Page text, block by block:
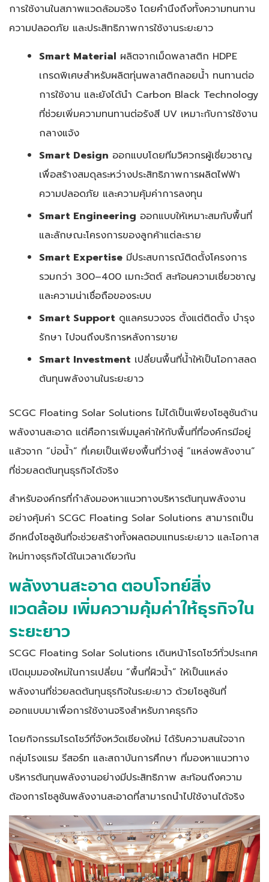
การใช้งานในสภาพแวดล้อมจริง โดยคำนึงถึงทั้งความทนทาน
ความปลอดภัย และประสิทธิภาพการใช้งานระยะยาว
Smart Material ผลิตจากเม็ดพลาสติก HDPE
เกรดพิเศษสำหรับผลิตทุ่นพลาสติกลอยน้ำ ทนทานต่อ
การใช้งาน และยังได้นำ Carbon Black Technology
ที่ช่วยเพิ่มความทนทานต่อรังสี UV เหมาะกับการใช้งาน
กลางแจ้ง
Smart Design ออกแบบโดยทีมวิศวกรผู้เชี่ยวชาญ
เพื่อสร้างสมดุลระหว่างประสิทธิภาพการผลิตไฟฟ้า
ความปลอดภัย และความคุ้มค่าการลงทุน
Smart Engineering ออกแบบให้เหมาะสมกับพื้นที่
และลักษณะโครงการของลูกค้าแต่ละราย
Smart Expertise มีประสบการณ์ติดตั้งโครงการ
รวมกว่า 300–400 เมกะวัตต์ สะท้อนความเชี่ยวชาญ
และความน่าเชื่อถือของระบบ
Smart Support ดูแลครบวงจร ตั้งแต่ติดตั้ง บำรุง
รักษา ไปจนถึงบริการหลังการขาย
Smart Investment เปลี่ยนพื้นที่น้ำให้เป็นโอกาสลด
ต้นทุนพลังงานในระยะยาว
SCGC Floating Solar Solutions ไม่ได้เป็นเพียงโซลูชันด้าน
พลังงานสะอาด แต่คือการเพิ่มมูลค่าให้กับพื้นที่ที่องค์กรมีอยู่
แล้วจาก “บ่อน้ำ” ที่เคยเป็นเพียงพื้นที่ว่างสู่ “แหล่งพลังงาน”
ที่ช่วยลดต้นทุนธุรกิจได้จริง
สำหรับองค์กรที่กำลังมองหาแนวทางบริหารต้นทุนพลังงาน
อย่างคุ้มค่า SCGC Floating Solar Solutions สามารถเป็น
อีกหนึ่งโซลูชันที่จะช่วยสร้างทั้งผลตอบแทนระยะยาว และโอกาส
ใหม่ทางธุรกิจได้ในเวลาเดียวกัน
พลังงานสะอาด ตอบโจทย์สิ่ง
แวดล้อม เพิ่มความคุ้มค่าให้ธุรกิจใน
ระยะยาว
SCGC Floating Solar Solutions เดินหน้าโรดโชว์ทั่วประเทศ
เปิดมุมมองใหม่ในการเปลี่ยน “พื้นที่ผิวน้ำ” ให้เป็นแหล่ง
พลังงานที่ช่วยลดต้นทุนธุรกิจในระยะยาว ด้วยโซลูชันที่
ออกแบบมาเพื่อการใช้งานจริงสำหรับภาคธุรกิจ
โดยกิจกรรมโรดโชว์ที่จังหวัดเชียงใหม่ ได้รับความสนใจจาก
กลุ่มโรงแรม รีสอร์ท และสถาบันการศึกษา ที่มองหาแนวทาง
บริหารต้นทุนพลังงานอย่างมีประสิทธิภาพ สะท้อนถึงความ
ต้องการโซลูชันพลังงานสะอาดที่สามารถนำไปใช้งานได้จริง